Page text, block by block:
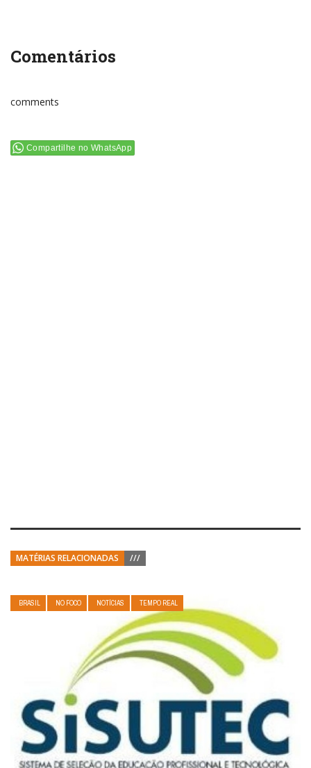
Comentários
comments
Compartilhe no WhatsApp
MATÉRIAS RELACIONADAS ///
BRASIL NO FOCO NOTÍCIAS TEMPO REAL